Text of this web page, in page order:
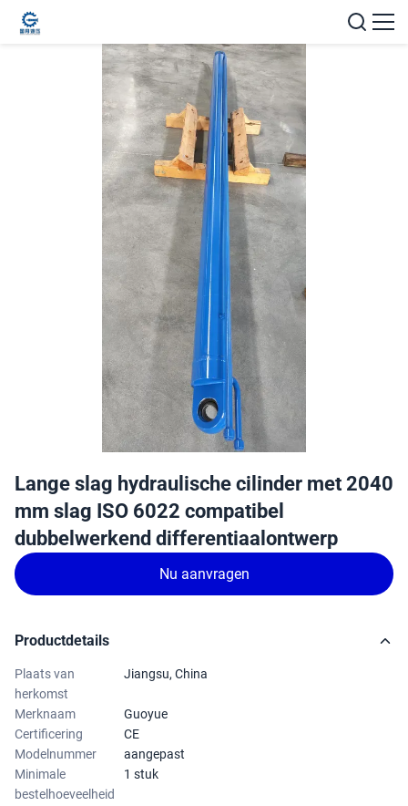
Lange slag hydraulische cilinder met 2040
mm slag ISO 6022 compatibel
dubbelwerkend differentiaalontwerp
Nu aanvragen
Productdetails
Plaats van
herkomst
Jiangsu, China
Merknaam
Guoyue
Certificering
CE
Modelnummer
aangepast
Minimale
bestelhoeveelheid
1 stuk